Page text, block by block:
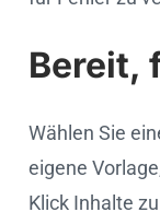
Bereit,
Wählen Sie
eigene
Klick Inhalte